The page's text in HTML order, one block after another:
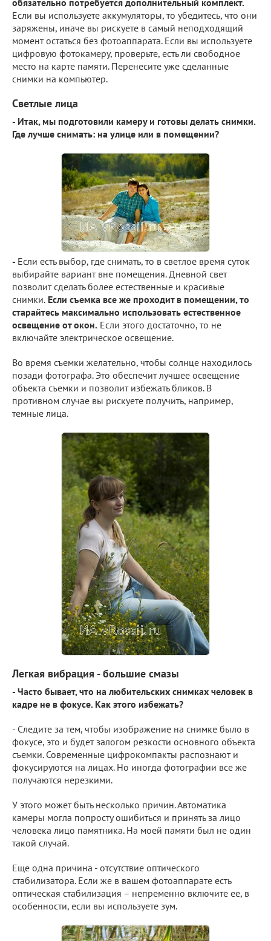
обязательно потребуется дополнительный комплект.
Если вы используете аккумуляторы, то убедитесь, что они
заряжены, иначе вы рискуете в самый неподходящий
момент остаться без фотоаппарата. Если вы используете
цифровую фотокамеру, проверьте, есть ли свободное
место на карте памяти. Перенесите уже сделанные
снимки на компьютер.
Светлые лица
- Итак, мы подготовили камеру и готовы делать снимки.
Где лучше снимать: на улице или в помещении?
- Если есть выбор, где снимать, то в светлое время суток
выбирайте вариант вне помещения. Дневной свет
позволит сделать более естественные и красивые
снимки. Если съемка все же проходит в помещении, то
старайтесь максимально использовать естественное
освещение от окон. Если этого достаточно, то не
включайте электрическое освещение.
Во время съемки желательно, чтобы солнце находилось
позади фотографа. Это обеспечит лучшее освещение
объекта съемки и позволит избежать бликов. В
противном случае вы рискуете получить, например,
темные лица.
Легкая вибрация -большие смазы
- Часто бывает, что на любительских снимках человек в
кадре не в фокусе. Как этого избежать?
- Следите за тем, чтобы изображение на снимке было в
фокусе, это и будет залогом резкости основного объекта
съемки. Современные цифрокомпакты распознают и
фокусируются на лицах. Но иногда фотографии все же
получаются нерезкими.
У этого может быть несколько причин. Автоматика
камеры могла попросту ошибиться и принять за лицо
человека лицо памятника. На моей памяти был не один
такой случай.
Еще одна причина - отсутствие оптического
стабилизатора. Если же в вашем фотоаппарате есть
оптическая стабилизация – непременно включите ее, в
особенности, если вы используете зум.